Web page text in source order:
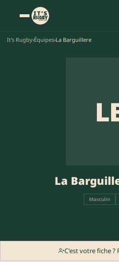
It's Rugby›Équipes›La Barguillere
La
Masculin
C'est votre fiche ?